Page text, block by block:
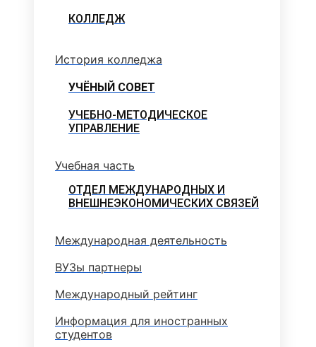
КОЛЛЕДЖ
История колледжа
УЧЁНЫЙ СОВЕТ
УЧЕБНО-МЕТОДИЧЕСКОЕ
УПРАВЛЕНИЕ
Учебная часть
ОТДЕЛ МЕЖДУНАРОДНЫХ И
ВНЕШНЕЭКОНОМИЧЕСКИХ СВЯЗЕЙ
Международная деятельность
ВУЗы партнеры
Международный рейтинг
Информация для иностранных
студентов